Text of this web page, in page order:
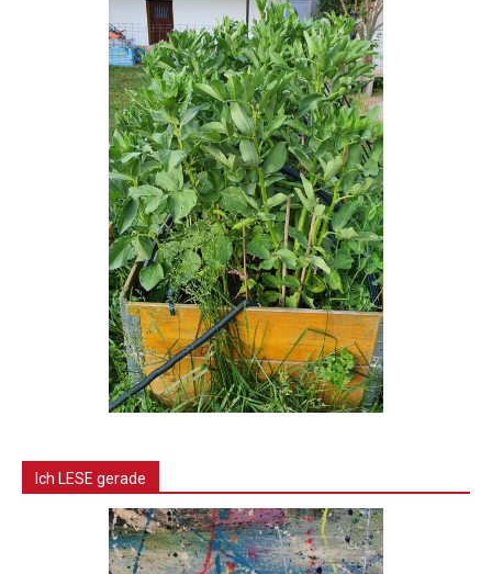
Ich LESE gerade